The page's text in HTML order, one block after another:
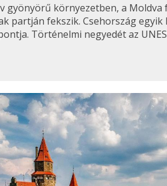
gyönyörű környezetben, a Moldva
partján fekszik. Csehország
Történelmi negyedét az